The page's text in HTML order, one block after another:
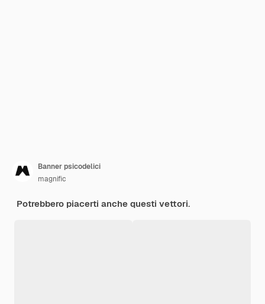
Banner psicodelici
magnific
Potrebbero piacerti anche questi vettori.